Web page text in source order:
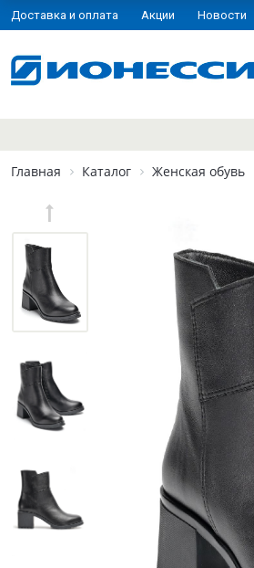
Доставка и оплата Акции Новости
Главная Каталог Женская обувь